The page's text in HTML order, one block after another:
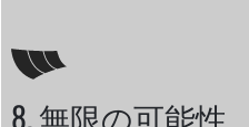
8. 無限の可能性